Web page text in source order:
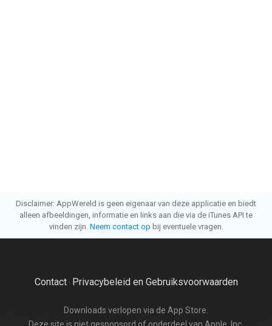
Disclaimer: AppWereld is geen eigenaar van deze applicatie en biedt
alleen afbeeldingen, informatie en links aan die via de iTunes API te
vinden zijn. Neem contact op bij eventuele vragen.
Contact· Privacybeleid en Gebruiksvoorwaarden
Downloads verlopen via de App Store.